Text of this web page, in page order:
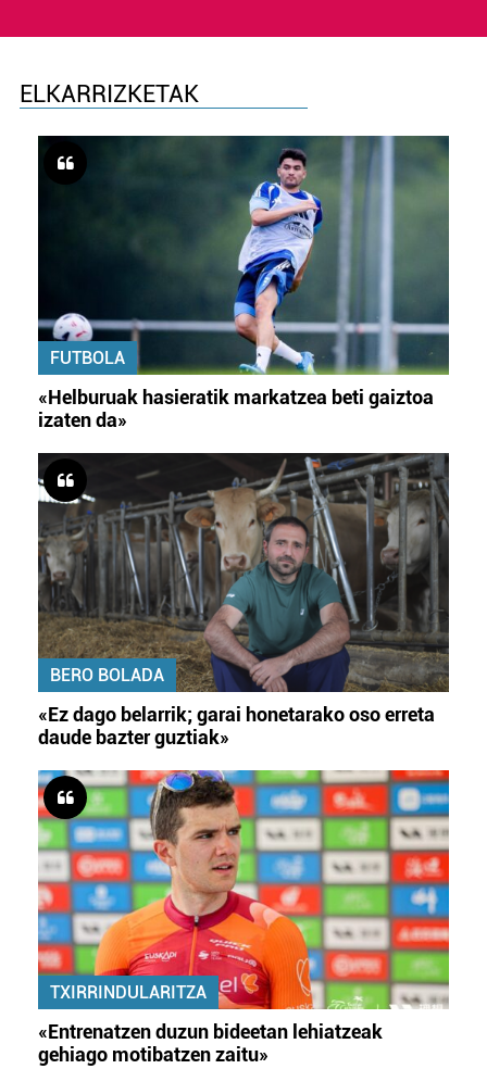
ELKARRIZKETAK
FUTBOLA
«Helburuak hasieratik markatzea beti gaiztoa
izaten da»
BERO BOLADA
«Ez dago belarrik; garai honetarako oso erreta
daude bazter guztiak»
TXIRRINDULARITZA
«Entrenatzen duzun bideetan lehiatzeak
gehiago motibatzen zaitu»